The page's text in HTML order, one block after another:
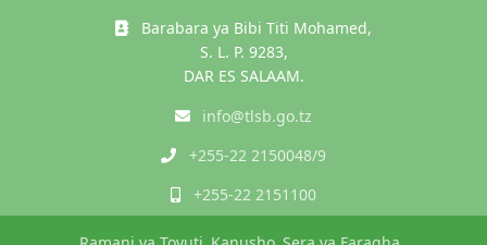
Barabara ya Bibi Titi Mohamed,
S. L. P. 9283,
DAR ES SALAAM.
info@tlsb.go.tz
+255-22 2150048/9
+255-22 2151100